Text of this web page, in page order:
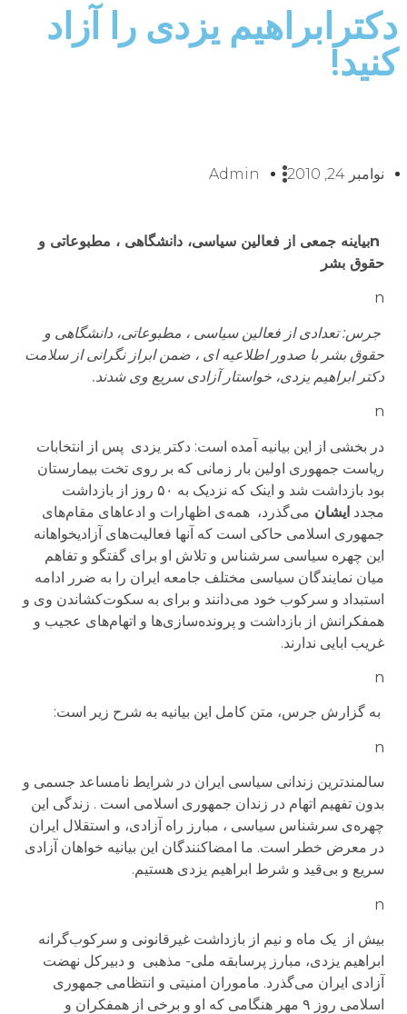
دکترابراهیم یزدی را آزاد
کنید!
نوامبر 24, 2010 Admin
بیاینه جمعی از فعالین سیاسی، دانشگاهی ، مطبوعاتی و
حقوق بشر
n
جرس: تعدادی از فعالین سیاسی ، مطبوعاتی، دانشگاهی و
حقوق بشر با صدور اطلاعیه ای ، ضمن ابراز نگرانی از سلامت
دکتر ابراهیم یزدی، خواستار آزادی سریع وی شدند.
n
در بخشی از این بیانیه آمده است: دکتر یزدی پس از انتخابات
ریاست جمهوری اولین بار زمانی که بر روی تخت بیمارستان
بود بازداشت شد و اینک که نزدیک به ۵۰ روز از بازداشت
مجدد ایشان می‌گذرد، همه‌ی اظهارات و ادعاهای مقام‌های
جمهوری اسلامی حاکی است که آنها فعالیت‌های آزادیخواهانه
این چهره سیاسی سرشناس و تلاش او برای گفتگو و تفاهم
میان نمایندگان سیاسی مختلف جامعه ایران را به ضرر ادامه
استبداد و سرکوب خود می‌دانند و برای به سکوت‌کشاندن وی و
همفکرانش از بازداشت و پرونده‌سازی‌ها و اتهام‌های عجیب و
غریب ابایی ندارند.
n
به گزارش جرس، متن کامل این بیانیه به شرح زیر است:
n
سالمندترین زندانی سیاسی ایران در شرایط نامساعد جسمی و
بدون تفهیم اتهام در زندان جمهوری اسلامی است . زندگی این
چهره‌ی سرشناس سیاسی ، مبارز راه آزادی، و استقلال ایران
در معرض خطر است. ما امضاکنندگان این بیانیه خواهان آزادی
سریع و بی‌قید و شرط ابراهیم یزدی هستیم.
n
بیش از یک ماه و نیم از بازداشت غیرقانونی و سرکوب‌گرانه
ابراهیم یزدی، مبارز پرسابقه ملی‌- مذهبی و دبیرکل نهضت
آزادی ایران می‌گذرد. ماموران امنیتی و انتظامی جمهوری
اسلامی روز ۹ مهر هنگامی که او و برخی از همفکران و